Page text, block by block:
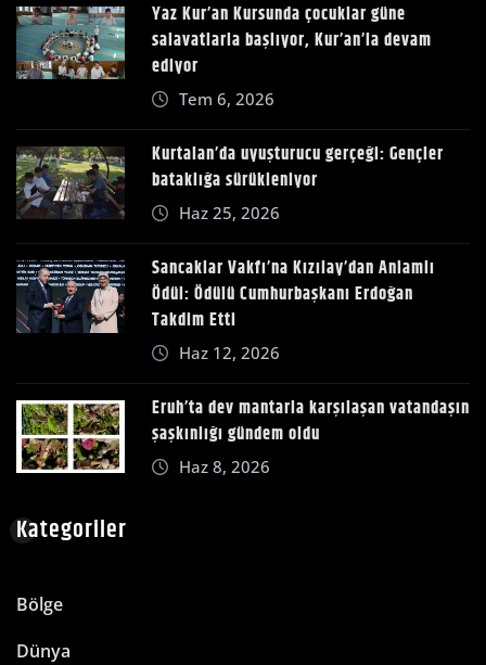
Yaz Kur’an Kursunda çocuklar güne
salavatlarla başlıyor, Kur’an’la devam
ediyor
Tem 6, 2026
Kurtalan’da uyuşturucu gerçeği: Gençler
bataklığa sürükleniyor
Haz 25, 2026
Sancaklar Vakfı’na Kızılay’dan Anlamlı
Ödül: Ödülü Cumhurbaşkanı Erdoğan
Takdim Etti
Haz 12, 2026
Eruh’ta dev mantarla karşılaşan vatandaşın
şaşkınlığı gündem oldu
Haz 8, 2026
Kategoriler
Bölge
Dünya